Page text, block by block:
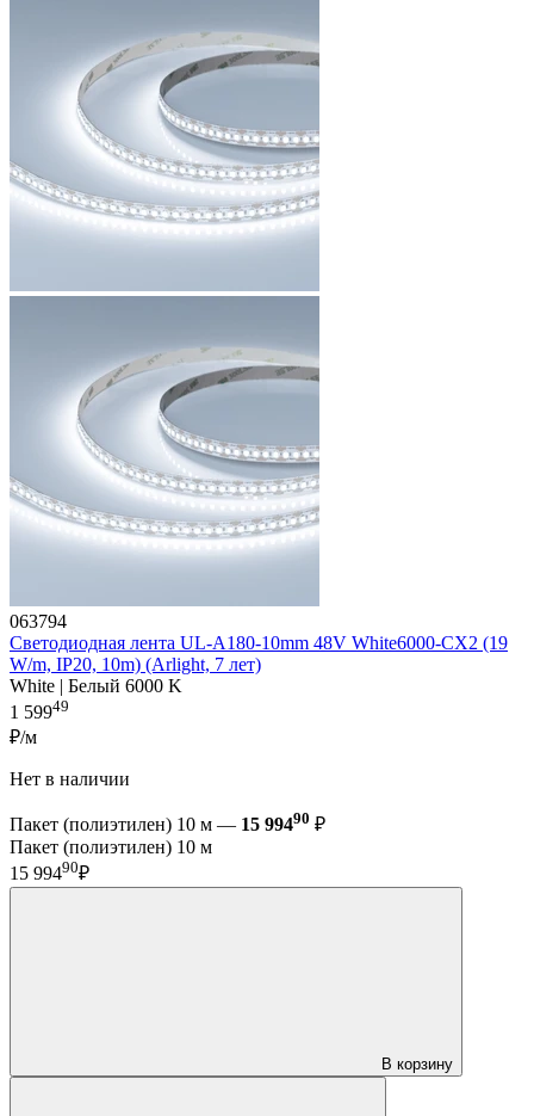
063794
Светодиодная лента UL-A180-10mm 48V White6000-CX2 (19
W/m, IP20, 10m) (Arlight, 7 лет)
White | Белый 6000 K
1 59949
₽/м
Нет в наличии
Пакет (полиэтилен) 10 м — 15 99490 ₽
Пакет (полиэтилен) 10 м
15 99490₽
В корзину